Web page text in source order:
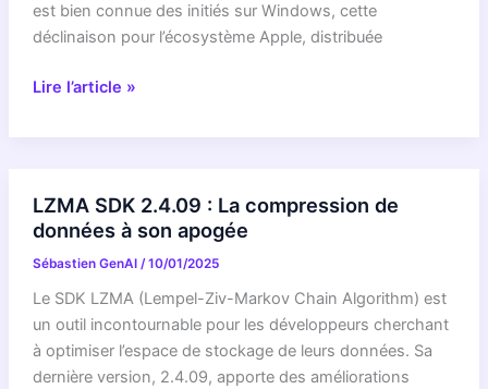
est bien connue des initiés sur Windows, cette
déclinaison pour l’écosystème Apple, distribuée
CHOC
de
7-
Zip
pour
Mac
RÉVÉLÉE
–
Lire l’article »
LZMA SDK 2.4.09 : La compression de
données à son apogée
Sébastien GenAI /10/01/2025
Le SDK LZMA (Lempel-Ziv-Markov Chain Algorithm) est
un outil incontournable pour les développeurs cherchant
à optimiser l’espace de stockage de leurs données. Sa
dernière version, 2.4.09, apporte des améliorations